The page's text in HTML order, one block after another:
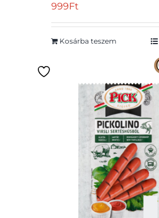
999Ft
Kosárba teszem